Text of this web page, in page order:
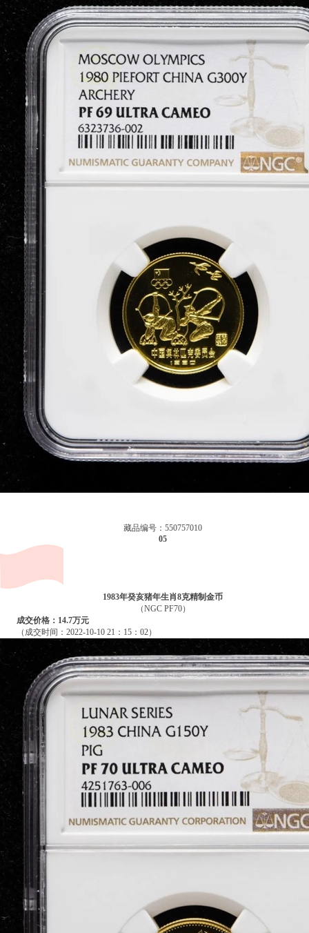
藏品编号：550757010
05
1983年癸亥猪年生肖8克精制金币
（NGC PF70）
成交价格：14.7万元
（成交时间：2022-10-10 21：15：02）